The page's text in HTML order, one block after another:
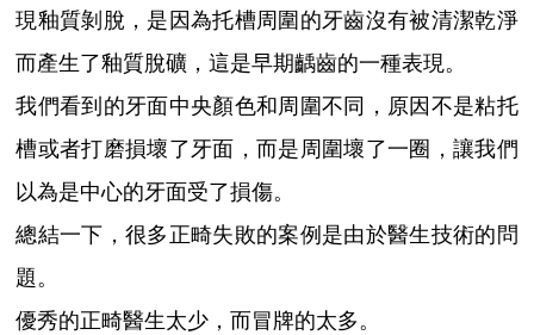
現釉質剝脫，是因為托槽周圍的牙齒沒有被清潔乾淨
而產生了釉質脫礦，這是早期齲齒的一種表現。
我們看到的牙面中央顏色和周圍不同，原因不是粘托
槽或者打磨損壞了牙面，而是周圍壞了一圈，讓我們
以為是中心的牙面受了損傷。
總結一下，很多正畸失敗的案例是由於醫生技術的問
題。
優秀的正畸醫生太少，而冒牌的太多。